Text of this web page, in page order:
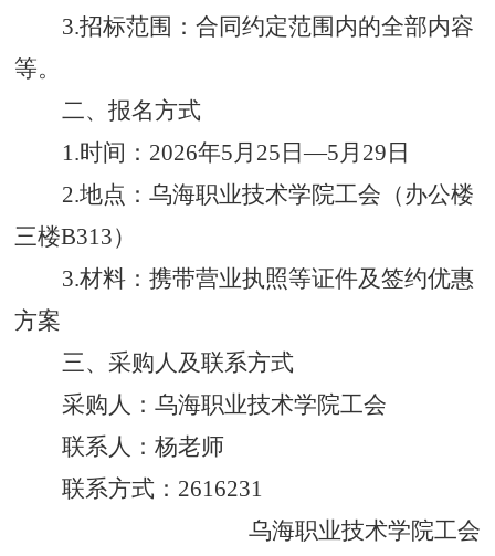
3.招标范围：合同约定范围内的全部内容
等。
二、报名方式
1.时间：2026年5月 25 日—5月 29 日
2.地点：乌海职业技术学院工会（办公楼
三楼B313）
3.材料：携带营业执照等证件及签约优惠
方案
三、采购人及联系方式
采购人：乌海职业技术学院工会
联系人：杨老师
联系方式： 2616231
乌海职业技术学院工会